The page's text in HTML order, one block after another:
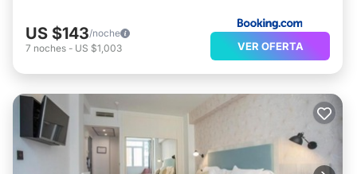
US $143/noche
7 noches - US $1,003 VER OFERTA